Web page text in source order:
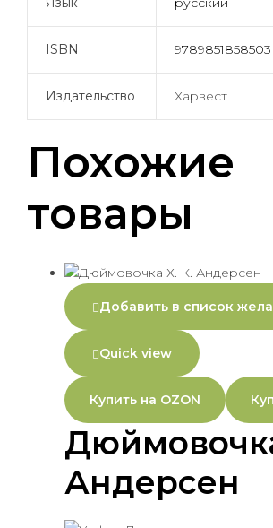
ISBN 9789851858503
Издательство Харвест
Похожие
товары
Добавить в список
Quick view
Купить на OZON
Андерсен